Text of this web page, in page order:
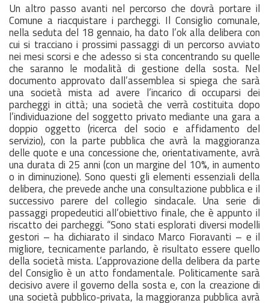
Un altro passo avanti nel percorso che dovrà portare il
Comune a riacquistare i parcheggi. Il Consiglio comunale,
nella seduta del 18 gennaio, ha dato l’ok alla delibera con
cui si tracciano i prossimi passaggi di un percorso avviato
nei mesi scorsi e che adesso si sta concentrando su quelle
che saranno le modalità di gestione della sosta. Nel
documento approvato dall’assemblea si spiega che sarà
una società mista ad avere l’incarico di occuparsi dei
parcheggi in città; una società che verrà costituita dopo
l’individuazione del soggetto privato mediante una gara a
doppio oggetto (ricerca del socio e affidamento del
servizio), con la parte pubblica che avrà la maggioranza
delle quote e una concessione che, orientativamente, avrà
una durata di 25 anni (con un margine del 10%, in aumento
o in diminuzione). Sono questi gli elementi essenziali della
delibera, che prevede anche una consultazione pubblica e il
successivo parere del collegio sindacale. Una serie di
passaggi propedeutici all’obiettivo finale, che è appunto il
riscatto dei parcheggi. “Sono stati esplorati diversi modelli
gestori – ha dichiarato il sindaco Marco Fioravanti – e il
migliore, tecnicamente parlando, è risultato essere quello
della società mista. L’approvazione della delibera da parte
del Consiglio è un atto fondamentale. Politicamente sarà
decisivo avere il governo della sosta e, con la creazione di
una società pubblico-privata, la maggioranza pubblica avrà